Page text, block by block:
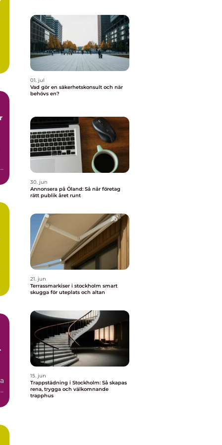
01. jul
Vad gör en säkerhetskonsult och när
behövs en?
30. jun
Annonsera på Öland: Så når företag
rätt publik året runt
21. jun
Terrassmarkiser i stockholm smart
skugga för uteplats och altan
15. jun
Trappstädning i Stockholm: Så skapas
rena, trygga och välkomnande
trapphus